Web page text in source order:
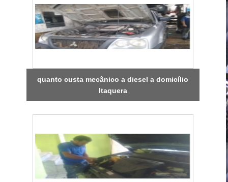
quanto custa mecânico a diesel a domicílio
Itaquera